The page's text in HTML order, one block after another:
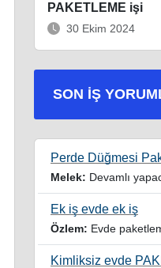
PAKETLEME işi
30 Ekim 2024
SON İŞ
Perde Düğmesi
Melek: Devamlı yapacağım
Ek iş evde ek iş
Özlem: Evde paketleme işi arıyorum